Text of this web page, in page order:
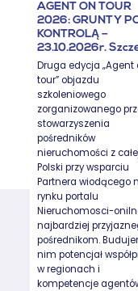
AGENT ON TOUR
2026: GRUNTY
KONTROLĄ –
23.10.2026r.
Druga edycja „Agent
tour” objazdu
szkoleniowego
zorganizowanego
stowarzyszenia
pośredników
nieruchomości z
Polski przy wsparciu
Partnera wiodącego
rynku portalu
Nieruchomosci-
najbardziej
pośrednikom.
nim potencjał
w regionach i
kompetencje